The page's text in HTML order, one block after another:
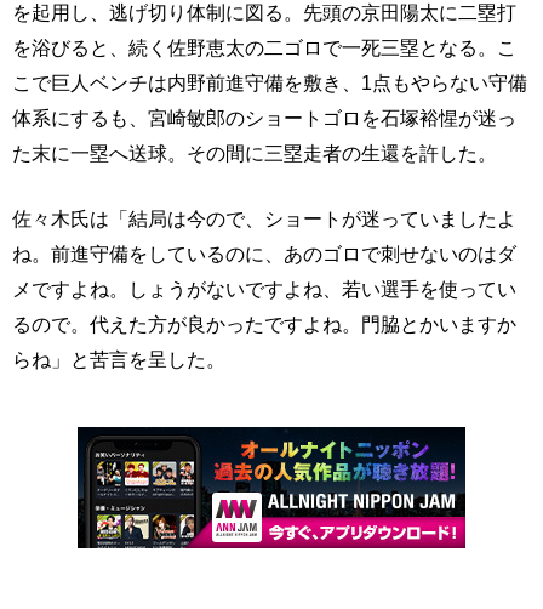
を起用し、逃げ切り体制に図る。先頭の京田陽太に二塁打
を浴びると、続く佐野恵太の二ゴロで一死三塁となる。こ
こで巨人ベンチは内野前進守備を敷き、1点もやらない守備
体系にするも、宮崎敏郎のショートゴロを石塚裕惺が迷っ
た末に一塁へ送球。その間に三塁走者の生還を許した。
佐々木氏は「結局は今ので、ショートが迷っていましたよ
ね。前進守備をしているのに、あのゴロで刺せないのはダ
メですよね。しょうがないですよね、若い選手を使ってい
るので。代えた方が良かったですよね。門脇とかいますか
らね」と苦言を呈した。